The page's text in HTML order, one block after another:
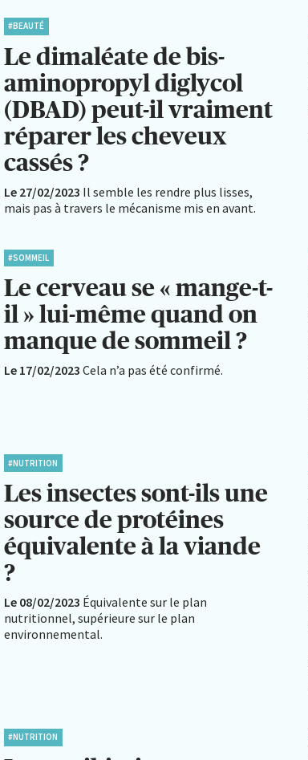
#BEAUTÉ
Le dimaléate de bis-
aminopropyl diglycol
(DBAD) peut-il vraiment
réparer les cheveux
cassés ?
Le 27/02/2023 Il semble les rendre plus lisses,
mais pas à travers le mécanisme mis en avant.
#SOMMEIL
Le cerveau se « mange-t-
il » lui-même quand on
manque de sommeil ?
Le 17/02/2023 Cela n’a pas été confirmé.
#NUTRITION
Les insectes sont-ils une
source de protéines
équivalente à la viande
?
Le 08/02/2023 Équivalente sur le plan
nutritionnel, supérieure sur le plan
environnemental.
#NUTRITION